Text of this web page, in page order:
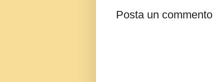
Posta un commento